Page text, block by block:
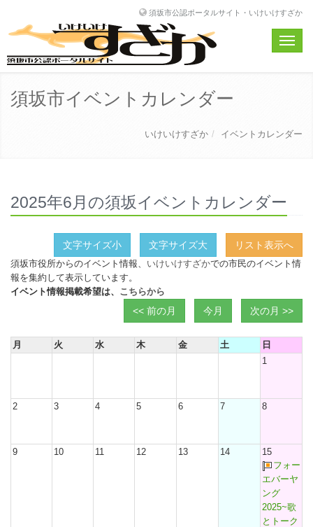
須坂市公認ポータルサイト・いけいけすざか
Toggle
須坂市イベントカレンダー
いけいけすざか イベントカレンダー
2025年6月の須坂イベントカレンダー
文字サイズ小 文字サイズ大 リスト表示へ
須坂市役所からのイベント情報、 いけいけすざかでの市民のイベント情
報を集約して表示しています。
イベント情報掲載希望は、 こちらから
<< 前の月 今月 次の月 >>
月 火 水 木 金 土
日
1
2 3 4 5 6 7 8
9 10 11 12 13 14
15
フォー
エバーヤ
ング
2025~歌
とトーク